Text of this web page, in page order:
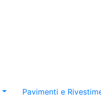
Pavimenti e